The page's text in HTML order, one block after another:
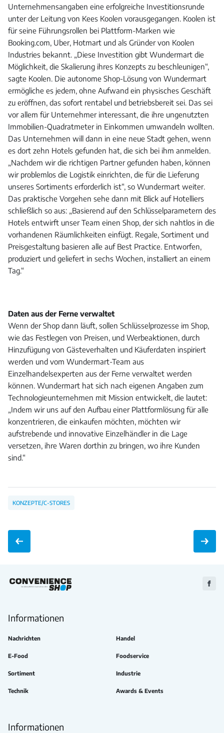
Unternehmensangaben eine erfolgreiche Investitionsrunde
unter der Leitung von Kees Koolen vorausgegangen. Koolen ist
für seine Führungsrollen bei Plattform-Marken wie
Booking.com, Uber, Hotmart und als Gründer von Koolen
Industries bekannt. „Diese Investition gibt Wundermart die
Möglichkeit, die Skalierung ihres Konzepts zu beschleunigen“,
sagte Koolen. Die autonome Shop-Lösung von Wundermart
ermögliche es jedem, ohne Aufwand ein physisches Geschäft
zu eröffnen, das sofort rentabel und betriebsbereit sei. Das sei
vor allem für Unternehmer interessant, die ihre ungenutzten
Immobilien-Quadratmeter in Einkommen umwandeln wollten.
Das Unternehmen will dann in eine neue Stadt gehen, wenn
es dort zehn Hotels gefunden hat, die sich bei ihm anmelden.
„Nachdem wir die richtigen Partner gefunden haben, können
wir problemlos die Logistik einrichten, die für die Lieferung
unseres Sortiments erforderlich ist“, so Wundermart weiter.
Das praktische Vorgehen sehe dann mit Blick auf Hotelliers
schließlich so aus: „Basierend auf den Schlüsselparametern des
Hotels entwirft unser Team einen Shop, der sich nahtlos in die
vorhandenen Räumlichkeiten einfügt. Regale, Sortiment und
Preisgestaltung basieren alle auf Best Practice. Entworfen,
produziert und geliefert in sechs Wochen, installiert an einem
Tag.“
Daten aus der Ferne verwaltet
Wenn der Shop dann läuft, sollen Schlüsselprozesse im Shop,
wie das Festlegen von Preisen, und Werbeaktionen, durch
Hinzufügung von Gästeverhalten und Käuferdaten inspiriert
werden und vom Wundermart-Team aus
Einzelhandelsexperten aus der Ferne verwaltet werden
können. Wundermart hat sich nach eigenen Angaben zum
Technologieunternehmen mit Mission entwickelt, die lautet:
„Indem wir uns auf den Aufbau einer Plattformlösung für alle
konzentrieren, die einkaufen möchten, möchten wir
aufstrebende und innovative Einzelhändler in die Lage
versetzen, ihre Waren dorthin zu bringen, wo ihre Kunden
sind.“
KONZEPTE/C-STORES
Zu
Informationen
Nachrichten Handel
E-Food Foodservice
Sortiment Industrie
Technik Awards & Events
Informationen